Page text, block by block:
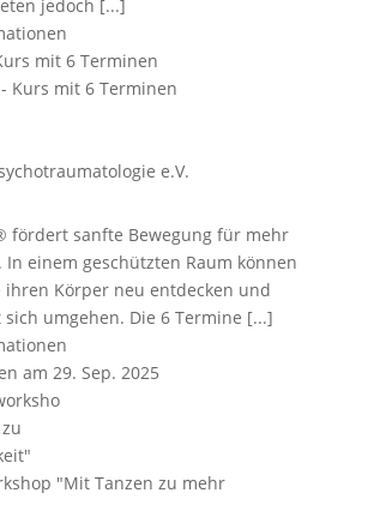
jedoch [...]
mit 6 Terminen
e.V.
fördert sanfte Bewegung für mehr
einem geschützten Raum können
ihren Körper neu entdecken und
umgehen. Die 6 Termine [...]
am 29. Sep. 2025
"Mit Tanzen zu mehr